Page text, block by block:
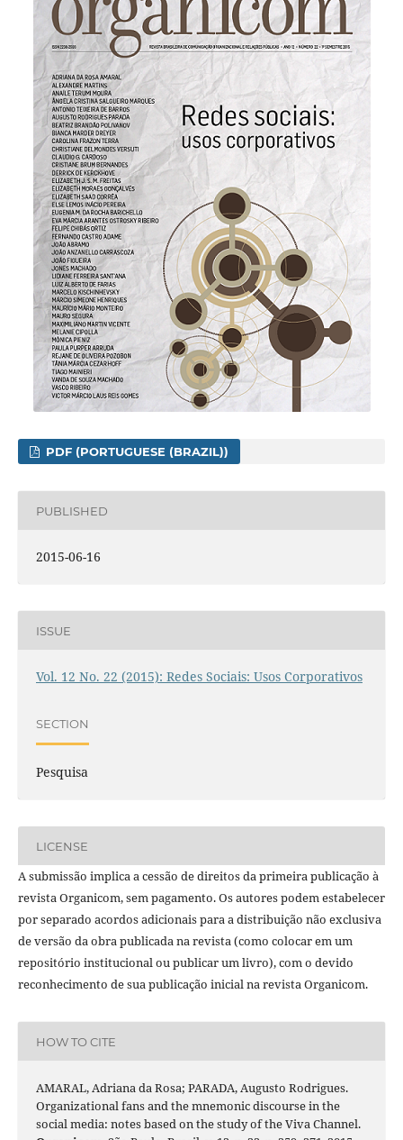
PDF (PORTUGUESE (BRAZIL))
PUBLISHED
2015-06-16
ISSUE
Vol. 12 No. 22 (2015): Redes Sociais: Usos Corporativos
SECTION
Pesquisa
LICENSE
A submissão implica a cessão de direitos da primeira publicação à
revista Organicom, sem pagamento. Os autores podem estabelecer
por separado acordos adicionais para a distribuição não exclusiva
de versão da obra publicada na revista (como colocar em um
repositório institucional ou publicar um livro), com o devido
reconhecimento de sua publicação inicial na revista Organicom.
HOW TO CITE
AMARAL, Adriana da Rosa; PARADA, Augusto Rodrigues.
Organizational fans and the mnemonic discourse in the
social media: notes based on the study of the Viva Channel.